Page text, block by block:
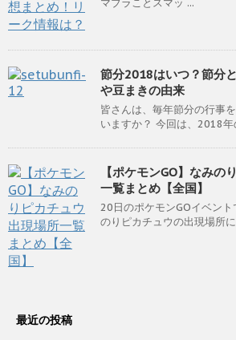
節分2018はいつ？節分
や豆まきの由来
皆さんは、毎年節分の行事
いますか？ 今回は、2018年
【ポケモンGO】なみの
一覧まとめ【全国】
20日のポケモンGOイベン
のりピカチュウの出現場所
最近の投稿